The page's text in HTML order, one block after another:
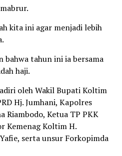
kita ini agar menjadi lebih
bahwa tahun ini ia bersama
haji.
oleh Wakil Bupati Koltim
Hj. Jumhani, Kapolres
Riambodo, Ketua TP PKK
Kemenag Koltim H.
serta unsur Forkopimda